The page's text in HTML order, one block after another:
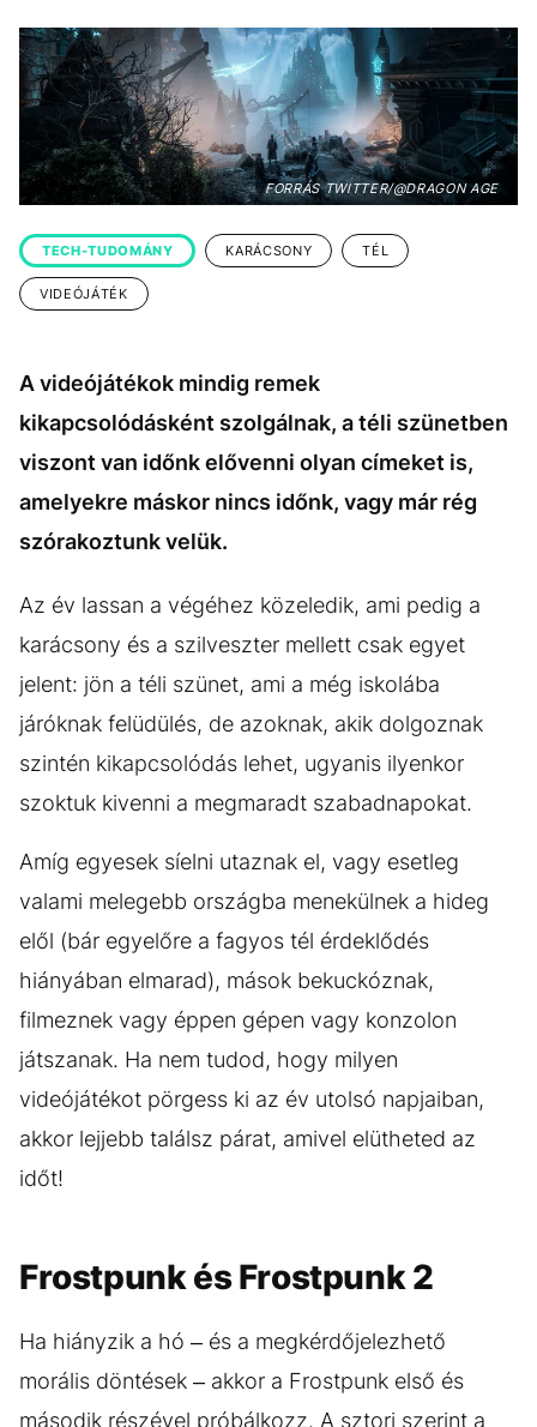
ÉLETMÓD DESIGN
BESZÉLGETÉSEK ARCOK
VIDEÓ TÖRTÉNETEK
GASZTRO
FORRÁS TWITTER/@DRAGON AGE
TECH-TUDOMÁNY KARÁCSONY TÉL
VIDEÓJÁTÉK
A videójátékok mindig remek
kikapcsolódásként szolgálnak, a téli szünetben
viszont van időnk elővenni olyan címeket is,
amelyekre máskor nincs időnk, vagy már rég
szórakoztunk velük.
Az év lassan a végéhez közeledik, ami pedig a
karácsony és a szilveszter mellett csak egyet
jelent: jön a téli szünet, ami a még iskolába
járóknak felüdülés, de azoknak, akik dolgoznak
szintén kikapcsolódás lehet, ugyanis ilyenkor
szoktuk kivenni a megmaradt szabadnapokat.
Amíg egyesek síelni utaznak el, vagy esetleg
valami melegebb országba menekülnek a hideg
elől (bár egyelőre a fagyos tél érdeklődés
hiányában elmarad), mások bekuckóznak,
filmeznek vagy éppen gépen vagy konzolon
játszanak. Ha nem tudod, hogy milyen
videójátékot pörgess ki az év utolsó napjaiban,
akkor lejjebb találsz párat, amivel elütheted az
időt!
Frostpunk és Frostpunk 2
Ha hiányzik a hó – és a megkérdőjelezhető
morális döntések – akkor a Frostpunk első és
második részével próbálkozz. A sztori szerint a